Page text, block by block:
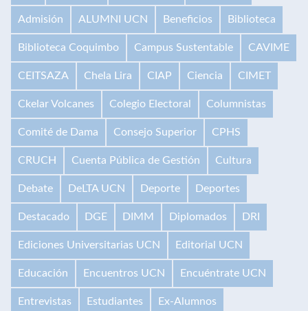
Admisión ALUMNI UCN Beneficios Biblioteca
Biblioteca Coquimbo Campus Sustentable CAVIME
CEITSAZA Chela Lira CIAP Ciencia CIMET
Ckelar Volcanes Colegio Electoral Columnistas
Comité de Dama Consejo Superior CPHS
CRUCH Cuenta Pública de Gestión Cultura
Debate DeLTA UCN Deporte Deportes
Destacado DGE DIMM Diplomados DRI
Ediciones Universitarias UCN Editorial UCN
Educación Encuentros UCN Encuéntrate UCN
Entrevistas Estudiantes Ex-Alumnos